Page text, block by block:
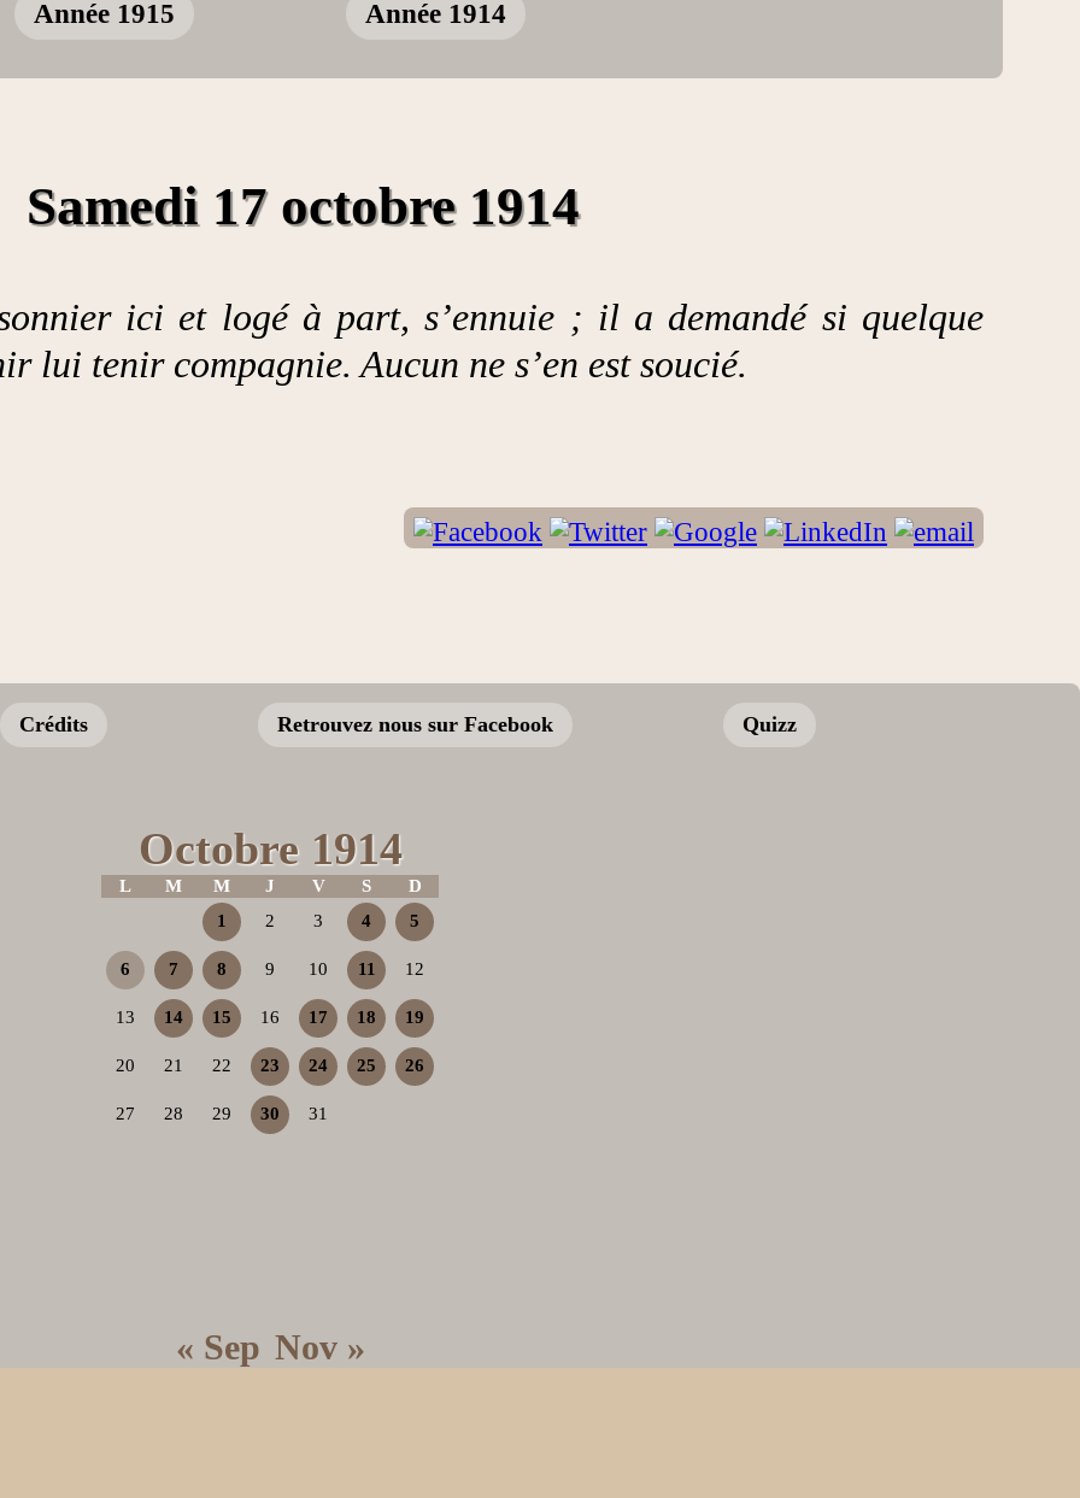
Année 1915 Année 1914
Samedi 17 octobre 1914
ici et logé à part, s’ennuie ; il a demandé si quelque
lui tenir compagnie. Aucun ne s’en est soucié.
Crédits Retrouvez nous sur Facebook Quizz
Octobre 1914
L M M J V S
D
1
2 3 4 5
6 7 8 9 10 11 12
13 14 15 16 17 18 19
20 21 22 23 24 25 26
27 28 29 30 31
« Sep Nov »